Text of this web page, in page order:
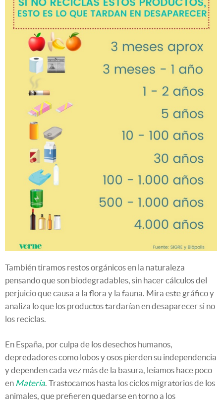
También tiramos restos orgánicos en la naturaleza
pensando que son biodegradables, sin hacer cálculos del
perjuicio que causa a la flora y la fauna. Mira este gráfico y
analiza lo que los productos tardarían en desaparecer si no
los reciclas.
En España, por culpa de los desechos humanos,
depredadores como lobos y osos pierden su independencia
y dependen cada vez más de la basura, leíamos hace poco
en Materia. Trastocamos hasta los ciclos migratorios de los
animales, que prefieren quedarse en torno a los